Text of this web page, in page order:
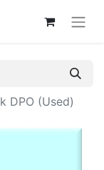
DPO (Used)